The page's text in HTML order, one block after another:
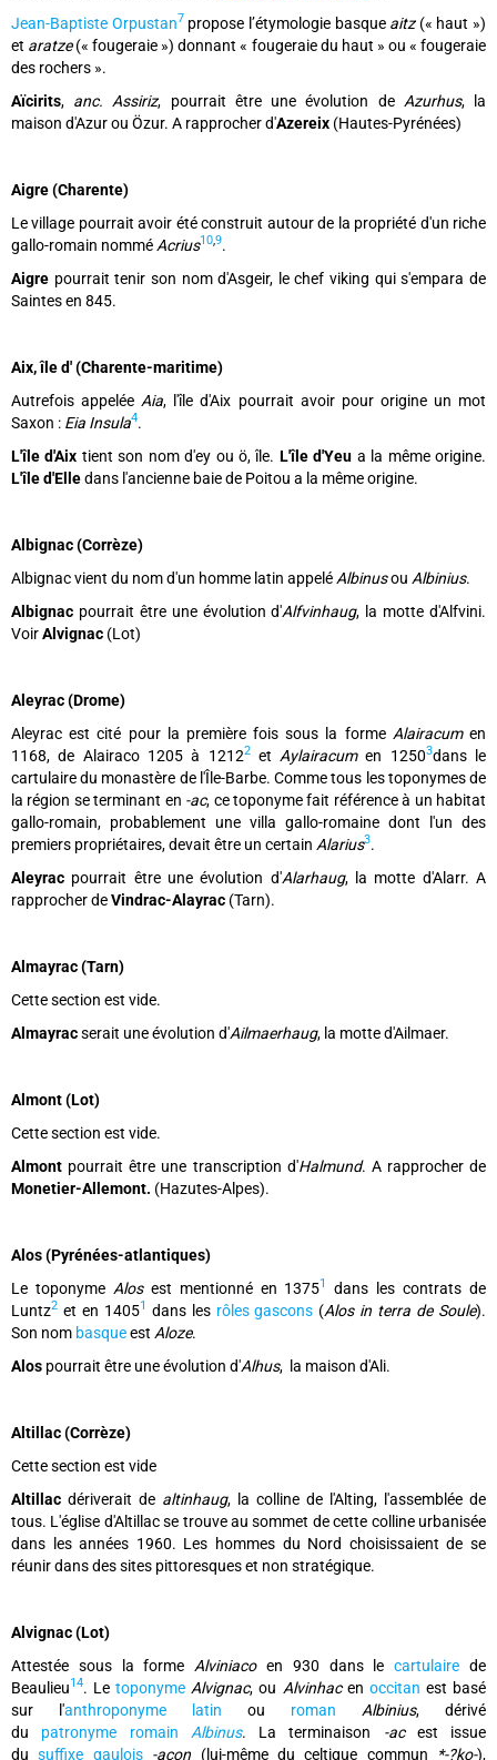
Jean-Baptiste Orpustan7 propose l’étymologie basque aitz(« haut »)
et aratze(« fougeraie ») donnant « fougeraie du haut » ou « fougeraie
des rochers ».
Aïcirits, anc. Assiriz, pourrait être une évolution de Azurhus, la
maison d'Azur ou Özur. A rapprocher d'Azereix (Hautes-Pyrénées)
Aigre (Charente)
Le village pourrait avoir été construit autour de la propriété d'un riche
gallo-romain nommé Acrius10,9.
Aigre pourrait tenir son nom d'Asgeir, le chef viking qui s'empara de
Saintes en 845.
Aix, île d' (Charente-maritime)
Autrefois appelée Aia, l'île d'Aix pourrait avoir pour origine un mot
Saxon : Eia Insula4.
L'île d'Aix tient son nom d'ey ou ö, île. L'île d'Yeu a la même origine.
L'île d'Elledans l'ancienne baie de Poitou a la même origine.
Albignac (Corrèze)
Albignac vient du nom d'un homme latin appelé Albinusou Albinius.
Albignac pourrait être une évolution d'Alfvinhaug, la motte d'Alfvini.
VoirAlvignac (Lot)
Aleyrac (Drome)
Aleyrac est cité pour la première fois sous la forme Alairacumen
1168, de Alairaco 1205 à 12122et Aylairacumen 12503dans le
cartulaire du monastère de l'Île-Barbe. Comme tous les toponymes de
la région se terminant en -ac, ce toponyme fait référence à un habitat
gallo-romain, probablement une villa gallo-romaine dont l'un des
premiers propriétaires, devait être un certain Alarius3.
Aleyrac pourrait être une évolution d'Alarhaug, la motte d'Alarr. A
rapprocher deVindrac-Alayrac (Tarn).
Almayrac (Tarn)
Cette section est vide.
Almayracserait une évolution d'Ailmaerhaug, la motte d'Ailmaer.
Almont (Lot)
Cette section est vide.
Almont pourrait être une transcription d'Halmund. A rapprocher de
Monetier-Allemont. (Hazutes-Alpes).
Alos (Pyrénées-atlantiques)
Le toponyme Alosest mentionné en 13751
dans les contrats de
Luntz2 et en 14051 dans les rôles gascons (Alos in terra de Soule).
Son nom basqueest Aloze.
Alos pourrait être une évolution d'Alhus, la maison d'Ali.
Altillac (Corrèze)
Cette section est vide
Altillac dériverait de altinhaug, la colline de l'Alting, l'assemblée de
tous. L'église d'Altillac se trouve au sommet de cette colline urbanisée
dans les années 1960. Les hommes du Nord choisissaient de se
réunir dans des sites pittoresques et non stratégique.
Alvignac (Lot)
Attestée sous la forme Alviniacoen 930 dans lecartulaire de
Beaulieu14. Letoponyme Alvignac, ou Alvinhacen occitan est basé
sur l'anthroponyme latin ou roman Albinius, dérivé
du patronyme romain Albinus. La terminaison -acest issue
dusuffixe gaulois -acon (lui-même du celtique commun *-?ko-),